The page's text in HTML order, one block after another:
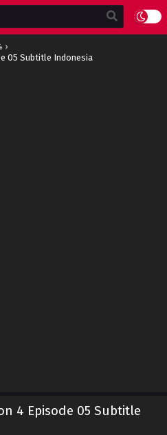
›
05 Subtitle Indonesia
4 Episode 05 Subtitle